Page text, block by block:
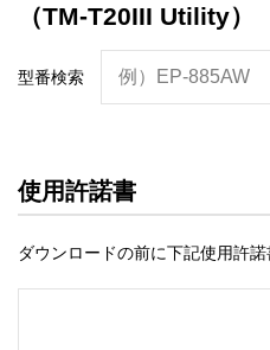
（TM-T20III Utility）
型番検索 例）EP-885AW
使用許諾書
ダウンロードの前に下記使用許諾